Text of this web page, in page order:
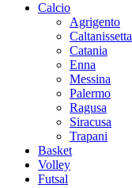
Calcio
Agrigento
Caltanissetta
Catania
Enna
Messina
Palermo
Ragusa
Siracusa
Trapani
Basket
Volley
Futsal